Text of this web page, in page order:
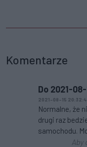
Komentarze
Do 2021-
2021-08-15
Normalne, że
drugi raz
samochodu.
Aby